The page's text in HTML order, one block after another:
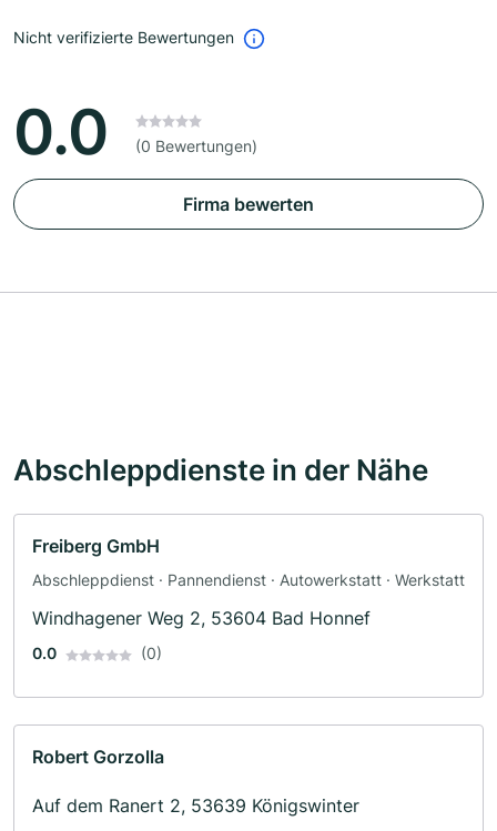
Nicht verifizierte Bewertungen
0.0 (0 Bewertungen)
Firma bewerten
Abschleppdienste in der Nähe
Freiberg GmbH
Abschleppdienst · Pannendienst · Autowerkstatt · Werkstatt
Windhagener Weg 2, 53604 Bad Honnef
0.0 (0)
Robert Gorzolla
Auf dem Ranert 2, 53639 Königswinter